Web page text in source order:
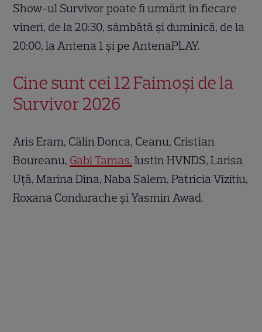
Show-ul Survivor poate fi urmărit în fiecare
vineri, de la 20:30, sâmbătă și duminică, de la
20:00, la Antena 1 și pe AntenaPLAY.
Cine sunt cei 12 Faimoși de la
Survivor 2026
Aris Eram, Călin Donca, Ceanu, Cristian
Boureanu, Gabi Tamaș, Iustin HVNDS, Larisa
Uță, Marina Dina, Naba Salem, Patricia Vizitiu,
Roxana Condurache și Yasmin Awad.